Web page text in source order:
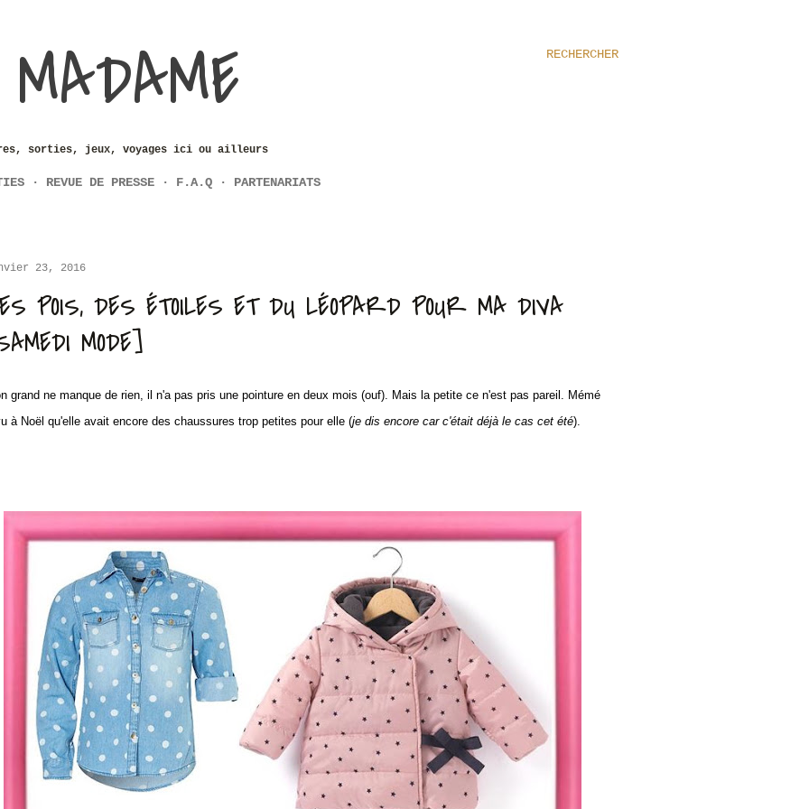
RECHERCHER
sorties, jeux, voyages ici ou ailleurs
REVUE DE PRESSE F.A.Q PARTENARIATS
23, 2016
POIS, DES ÉTOILES ET DU LÉOPARD POUR MA DIVA
MODE]
grand ne manque de rien, il n'a pas pris une pointure en deux mois (ouf). Mais la petite ce n'est pas pareil. Mémé
à Noël qu'elle avait encore des chaussures trop petites pour elle (je dis encore car c'était déjà le cas cet été).